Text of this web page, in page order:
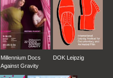
Millennium Docs
Against Gravity
DOK Leipzig